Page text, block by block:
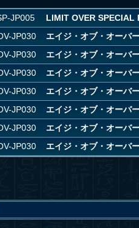
JP005 LIMIT OVER SPECIAL
JP030 エイジ・オブ・オーバ
JP030 エイジ・オブ・オーバ
JP030 エイジ・オブ・オーバ
JP030 エイジ・オブ・オーバ
JP030 エイジ・オブ・オーバ
JP030 エイジ・オブ・オーバ
JP030 エイジ・オブ・オーバ